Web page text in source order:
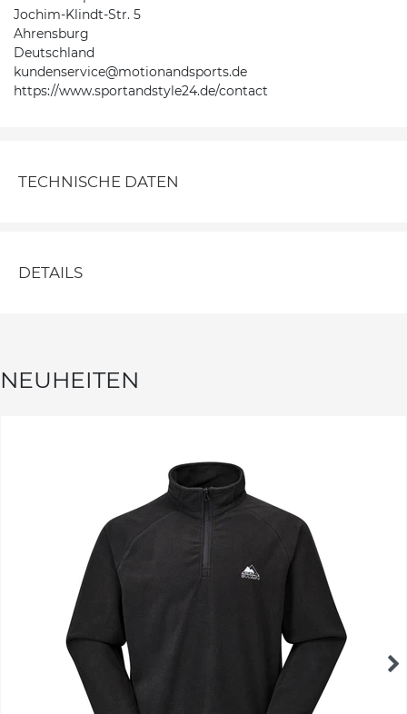
Jochim-Klindt-Str. 5
Ahrensburg
Deutschland
kundenservice@motionandsports.de
https://www.sportandstyle24.de/contact
TECHNISCHE DATEN
DETAILS
NEUHEITEN